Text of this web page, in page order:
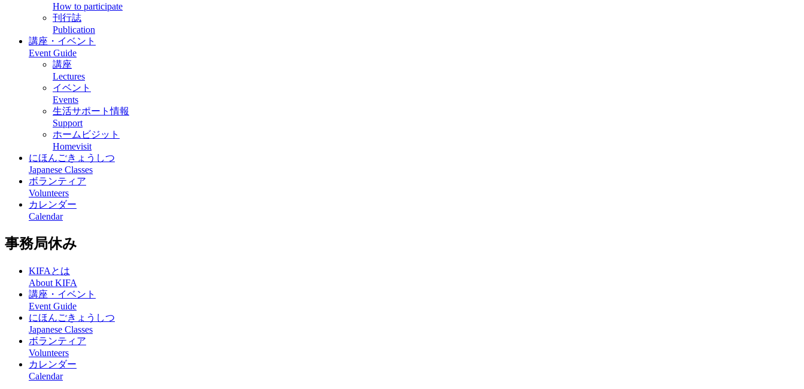
How to participate
刊行誌
Publication
講座・イベント
Event Guide
講座
Lectures
イベント
Events
生活サポート情報
Support
ホームビジット
Homevisit
にほんごきょうしつ
Japanese Classes
ボランティア
Volunteers
カレンダー
Calendar
事務局休み
KIFAとは
About KIFA
講座・イベント
Event Guide
にほんごきょうしつ
Japanese Classes
ボランティア
Volunteers
カレンダー
Calendar